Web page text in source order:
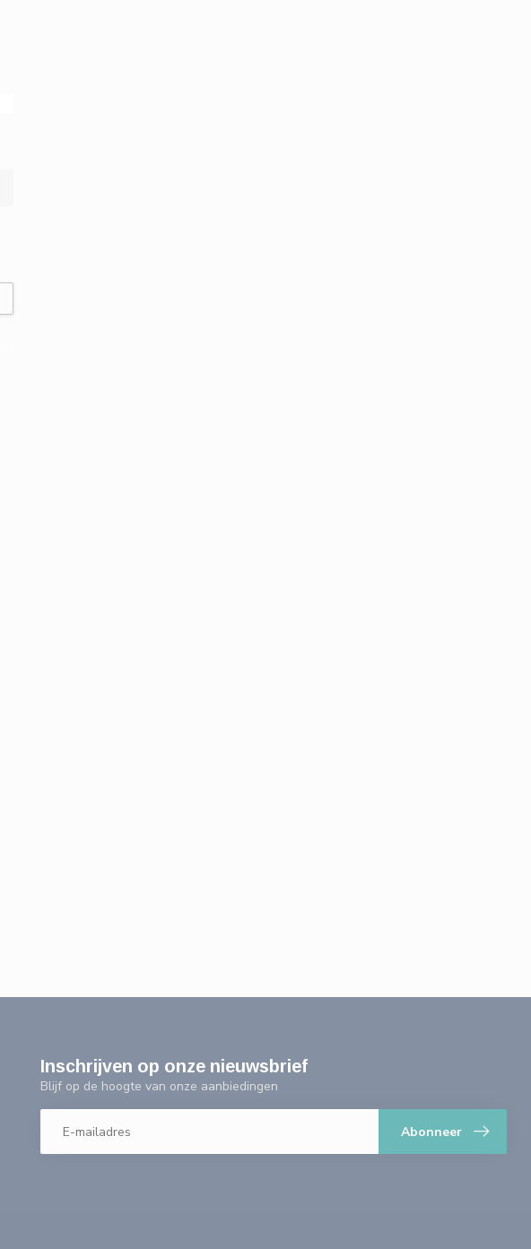
Inschrijven op onze nieuwsbrief
Blijf op de hoogte van onze aanbiedingen
Abonneer